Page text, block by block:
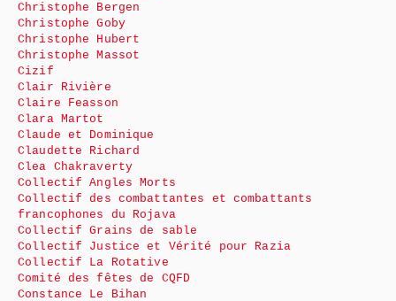
Christophe Bergen
Christophe Goby
Christophe Hubert
Christophe Massot
Cizif
Clair Rivière
Claire Feasson
Clara Martot
Claude et Dominique
Claudette Richard
Clea Chakraverty
Collectif Angles Morts
Collectif des combattantes et combattants
francophones du Rojava
Collectif Grains de sable
Collectif Justice et Vérité pour Razia
Collectif La Rotative
Comité des fêtes de CQFD
Constance Le Bihan